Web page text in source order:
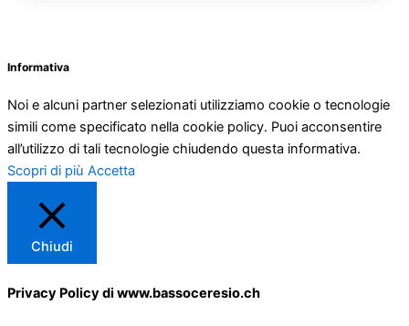
Informativa
Noi e alcuni partner selezionati utilizziamo cookie o tecnologie
simili come specificato nella cookie policy. Puoi acconsentire
all’utilizzo di tali tecnologie chiudendo questa informativa.
Scopri di più Accetta
Chiudi
Privacy Policy di www.bassoceresio.ch